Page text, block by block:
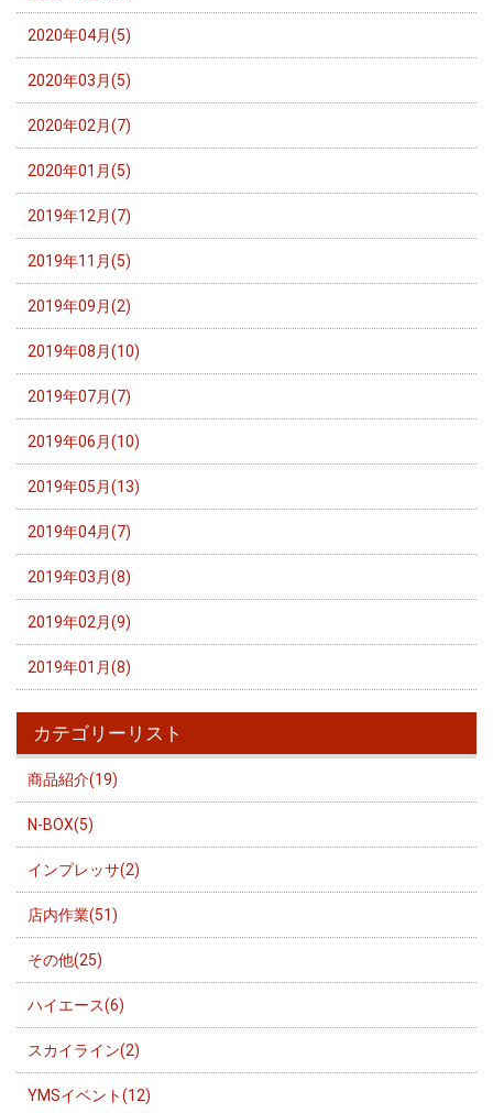
2020年04月(5)
2020年03月(5)
2020年02月(7)
2020年01月(5)
2019年12月(7)
2019年11月(5)
2019年09月(2)
2019年08月(10)
2019年07月(7)
2019年06月(10)
2019年05月(13)
2019年04月(7)
2019年03月(8)
2019年02月(9)
2019年01月(8)
カテゴリーリスト
商品紹介(19)
N-BOX(5)
インプレッサ(2)
店内作業(51)
その他(25)
ハイエース(6)
スカイライン(2)
YMSイベント(12)